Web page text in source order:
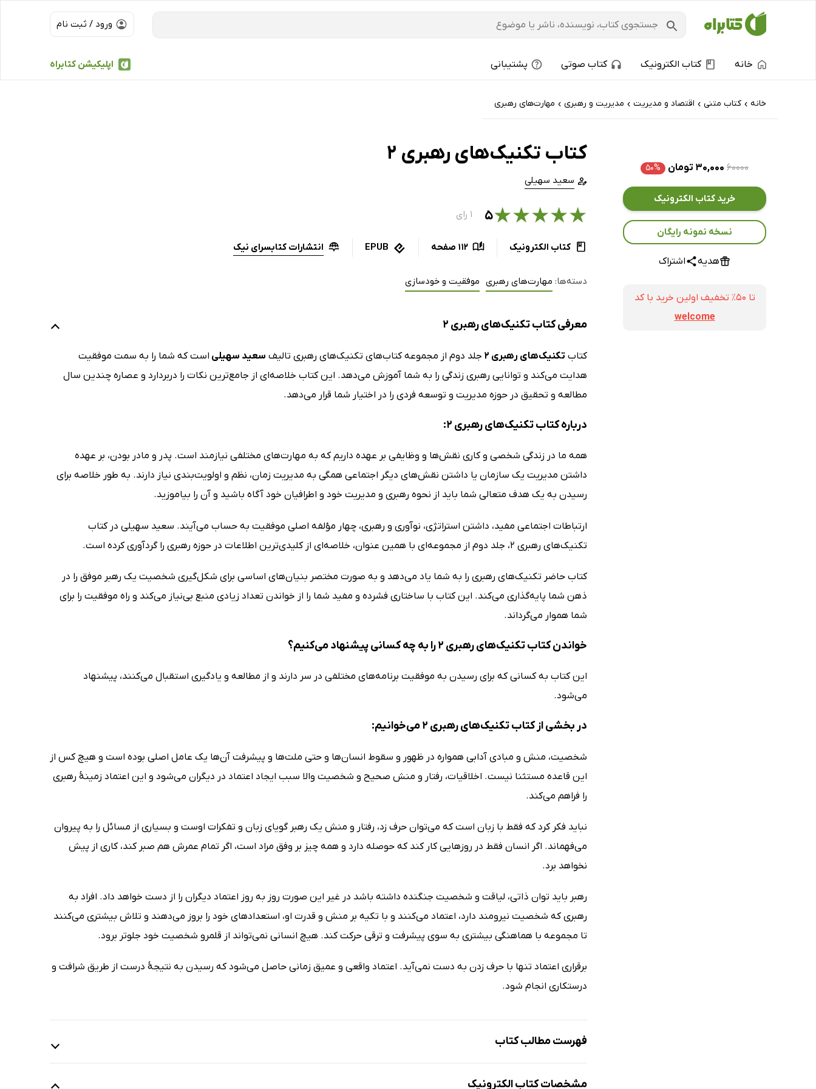
ورود / ثبت نام
اپلیکیشن کتابراه خانه کتاب الکترونیک کتاب صوتی پشتیبانی
خانه › کتاب‌ متنی › اقتصاد و مدیریت › مدیریت و رهبری › مهارت‌های رهبری
۶۰۰۰۰ ۳۰,۰۰۰ تومان ۵۰%
خرید کتاب الکترونیک
نسخه نمونه رایگان
هدیه اشتراک
تا ۵۰٪ تخفیف اولین خرید با کد
welcome
کتاب تکنیک‌های رهبری 2
سعید سهیلی
★
★
★
★
★۵ ۱ رای
کتاب الکترونیک 112 صفحه EPUB انتشارات کتابسرای نیک
دسته‌ها: مهارت‌های رهبری موفقیت و خودسازی
معرفی کتاب تکنیک‌های رهبری 2
کتاب تکنیک‌های رهبری 2 جلد دوم از مجموعه کتاب‌های تکنیک‌های رهبری تالیف سعید سهیلی است که شما را به سمت موفقیت
هدایت می‌کند و توانایی رهبری زندگی‌ را به شما آموزش می‌دهد. این کتاب خلاصه‌ای از جامع‌ترین نکات را دربردارد و عصاره‌ چندین سال
مطالعه و تحقیق در حوزه مدیریت و توسعه فردی را در اختیار شما قرار می‌دهد.
درباره کتاب تکنیک‌های رهبری 2:
همه ما در زندگی شخصی و کاری نقش‌ها و وظایفی بر عهده داریم که به مهارت‌های مختلفی نیازمند است. پدر و مادر بودن، بر عهده
داشتن مدیریت یک سازمان یا داشتن نقش‌های دیگر اجتماعی همگی به مدیریت زمان، نظم و اولویت‌بندی نیاز دارند. به طور خلاصه برای
رسیدن به یک هدف متعالی شما باید از نحوه رهبری و مدیریت خود و اطرافیان خود آگاه باشید و آن را بیاموزید.
ارتباطات اجتماعی مفید، داشتن استراتژی، نوآوری و رهبری، چهار مؤلفه اصلی موفقیت به حساب می‌آیند. سعید سهیلی در کتاب
تکنیک‌های رهبری 2، جلد دوم از مجموعه‌ای با همین عنوان، خلاصه‌ای از کلیدی‌ترین اطلاعات در حوزه رهبری را گردآوری کرده است.
کتاب حاضر تکنیک‌های رهبری را به شما یاد می‌دهد و به صورت مختصر بنیان‌های اساسی برای شکل‌گیری شخصیت یک رهبر موفق را در
ذهن شما پایه‌گذاری می‌کند. این کتاب با ساختاری فشرده و مفید شما را از خواندن تعداد زیادی منبع بی‌نیاز می‌کند و راه موفقیت را برای
شما هموار می‌گرداند.
خواندن کتاب تکنیک‌های رهبری 2 را به چه کسانی پیشنهاد می‌کنیم؟
این کتاب به کسانی که برای رسیدن به موفقیت برنامه‌های مختلفی در سر دارند و از مطالعه و یادگیری استقبال می‌کنند، پیشنهاد
می‌شود.
در بخشی از کتاب تکنیک‌های رهبری 2 می‌خوانیم:
شخصیت، منش و مبادی آدابی همواره در ظهور و سقوط انسان‌ها و حتی ملت‌ها و پیشرفت آن‌ها یک عامل اصلی بوده است و هیچ کس از
این قاعده مستثنا نیست. اخلاقیات، رفتار و منش صحیح و شخصیت والا سبب ایجاد اعتماد در دیگران می‌شود و این اعتماد زمینۀ رهبری
را فراهم می‌کند.
نباید فکر کرد که فقط با زبان است که می‌توان حرف زد، رفتار و منش یک رهبر گویای زبان و تفکرات اوست و بسیاری از مسائل را به پیروان
می‌فهماند. اگر انسان فقط در روزهایی کار کند که حوصله دارد و همه چیز بر وفق مراد است، اگر تمام عمرش هم صبر کند، کاری از پیش
نخواهد برد.
رهبر باید توان ذاتی، لیاقت و شخصیت جنگنده داشته باشد در غیر این صورت روز به روز اعتماد دیگران را از دست خواهد داد. افراد به
رهبری که شخصیت نیرومند دارد، اعتماد می‌کنند و با تکیه بر منش و قدرت او، استعدادهای خود را بروز می‌دهند و تلاش بیشتری می‌کنند
تا مجموعه با هماهنگی بیشتری به سوی پیشرفت و ترقی حرکت کند. هیچ انسانی نمی‌تواند از قلمرو شخصیت خود جلوتر برود.
برقراری اعتماد تنها با حرف زدن به دست نمی‌آید. اعتماد واقعی و عمیق زمانی حاصل می‌شود که رسیدن به نتیجۀ درست از طریق شرافت و
درستکاری انجام شود.
فهرست مطالب کتاب
مشخصات کتاب الکترونیک